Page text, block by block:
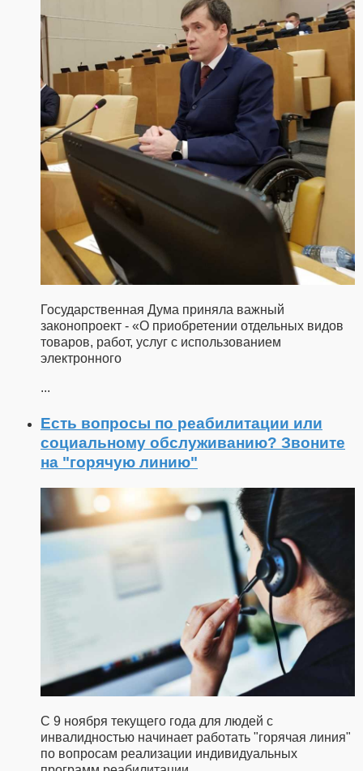
Государственная Дума приняла важный
законопроект - «О приобретении отдельных видов
товаров, работ, услуг с использованием
электронного
...
Есть вопросы по реабилитации или
социальному обслуживанию? Звоните
на "горячую линию"
С 9 ноября текущего года для людей с
инвалидностью начинает работать "горячая линия"
по вопросам реализации индивидуальных